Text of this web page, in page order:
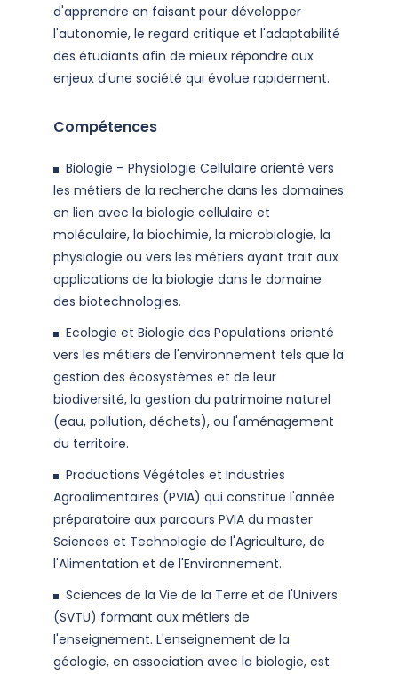
d'apprendre en faisant pour développer
l'autonomie, le regard critique et l'adaptabilité
des étudiants afin de mieux répondre aux
enjeux d'une société qui évolue rapidement.
Compétences
Biologie – Physiologie Cellulaire orienté vers
les métiers de la recherche dans les domaines
en lien avec la biologie cellulaire et
moléculaire, la biochimie, la microbiologie, la
physiologie ou vers les métiers ayant trait aux
applications de la biologie dans le domaine
des biotechnologies.
Ecologie et Biologie des Populations orienté
vers les métiers de l'environnement tels que la
gestion des écosystèmes et de leur
biodiversité, la gestion du patrimoine naturel
(eau, pollution, déchets), ou l'aménagement
du territoire.
Productions Végétales et Industries
Agroalimentaires (PVIA) qui constitue l'année
préparatoire aux parcours PVIA du master
Sciences et Technologie de l'Agriculture, de
l'Alimentation et de l'Environnement.
Sciences de la Vie de la Terre et de l'Univers
(SVTU) formant aux métiers de
l'enseignement. L'enseignement de la
géologie, en association avec la biologie, est